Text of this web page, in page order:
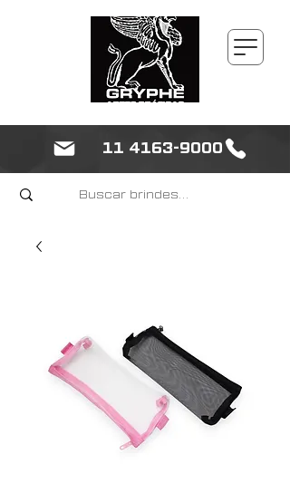
11 4163-9000